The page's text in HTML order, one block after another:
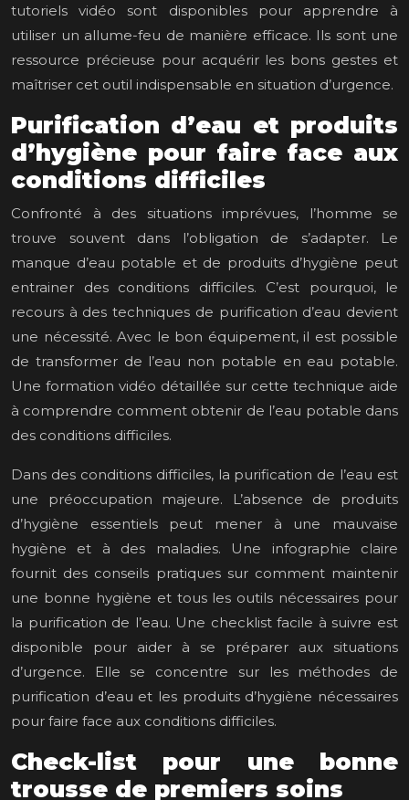
tutoriels vidéo sont disponibles pour apprendre à
utiliser un allume-feu de manière efficace. Ils sont une
ressource précieuse pour acquérir les bons gestes et
maîtriser cet outil indispensable en situation d’urgence.
Purification d’eau et produits
d’hygiène pour faire face aux
conditions difficiles
Confronté à des situations imprévues, l’homme se
trouve souvent dans l’obligation de s’adapter. Le
manque d’eau potable et de produits d’hygiène peut
entrainer des conditions difficiles. C’est pourquoi, le
recours à des techniques de purification d’eau devient
une nécessité. Avec le bon équipement, il est possible
de transformer de l’eau non potable en eau potable.
Une formation vidéo détaillée sur cette technique aide
à comprendre comment obtenir de l’eau potable dans
des conditions difficiles.
Dans des conditions difficiles, la purification de l’eau est
une préoccupation majeure. L’absence de produits
d’hygiène essentiels peut mener à une mauvaise
hygiène et à des maladies. Une infographie claire
fournit des conseils pratiques sur comment maintenir
une bonne hygiène et tous les outils nécessaires pour
la purification de l’eau. Une checklist facile à suivre est
disponible pour aider à se préparer aux situations
d’urgence. Elle se concentre sur les méthodes de
purification d’eau et les produits d’hygiène nécessaires
pour faire face aux conditions difficiles.
Check-list pour une bonne
trousse de premiers soins